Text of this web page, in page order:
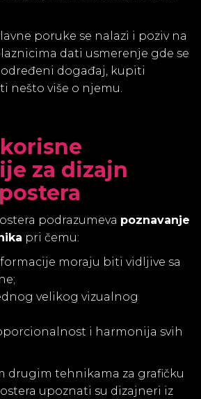
poruke se nalazi i poziv na
dati usmerenje gde se
događaj, kupiti
nešto više o njemu.
za dizajn
podrazumeva poznavanje
pri čemu:
moraju biti vidljive sa
velikog vizualnog
i harmonija svih
drugim tehnikama za grafičku
upoznati su dizajneri iz